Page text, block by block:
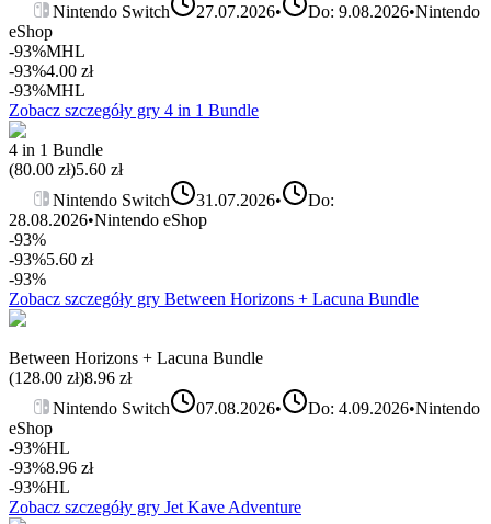
Nintendo Switch
27.07.2026• Do: 9.08.2026•Nintendo
eShop
-93%MHL
-93%4.00 zł
-93%MHL
Zobacz szczegóły gry 4 in 1 Bundle
4 in 1 Bundle
(80.00 zł)5.60 zł
Nintendo Switch
31.07.2026•
Do:
28.08.2026•Nintendo eShop
-93%
-93%5.60 zł
-93%
Zobacz szczegóły gry Between Horizons + Lacuna Bundle
Between Horizons + Lacuna Bundle
(128.00 zł)8.96 zł
Nintendo Switch
07.08.2026• Do: 4.09.2026•Nintendo
eShop
-93%HL
-93%8.96 zł
-93%HL
Zobacz szczegóły gry Jet Kave Adventure